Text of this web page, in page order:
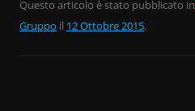
c
e
itt
er
n
di
Questo articolo è stato pubblicato in
Gruppo il 12 Ottobre 2015.